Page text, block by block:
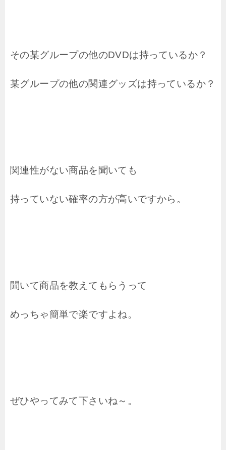
その某グループの他のDVDは持っているか？
某グループの他の関連グッズは持っているか？
関連性がない商品を聞いても
持っていない確率の方が高いですから。
聞いて商品を教えてもらうって
めっちゃ簡単で楽ですよね。
ぜひやってみて下さいね～。